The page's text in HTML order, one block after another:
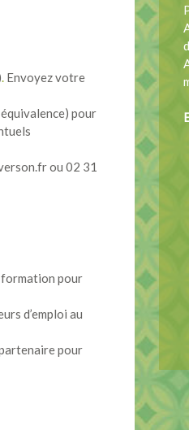
. Envoyez votre
pour
ou 02 31
pour
d’emploi au
pour